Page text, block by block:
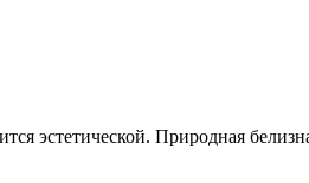
эстетической. Природная